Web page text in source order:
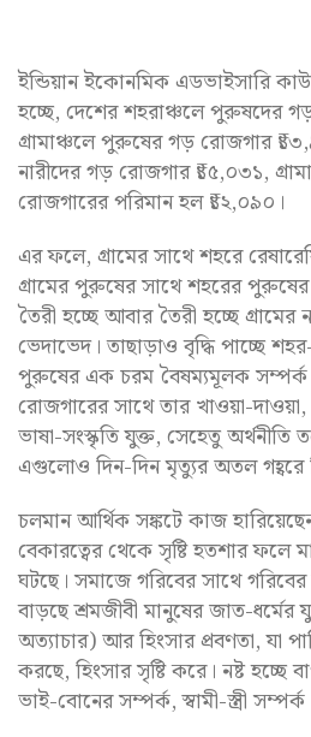
ইন্ডিয়ান ইকোনমিক এডভাইসারি
হচ্ছে, দেশের শহরাঞ্চলে পুরুষদের
গ্রামাঞ্চলে পুরুষের গড় রোজগার
নারীদের গড় রোজগার ₹১৫,০৩১,
রোজগারের পরিমান হল ₹১২,০৯০।
এর ফলে, গ্রামের সাথে শহরে
গ্রামের পুরুষের সাথে শহরের
তৈরী হচ্ছে আবার তৈরী হচ্ছে গ্রামের
ভেদাভেদ। তাছাড়াও বৃদ্ধি পাচ্ছে
পুরুষের এক চরম বৈষম্যমূলক
রোজগারের সাথে তার খাওয়া-
ভাষা-সংস্কৃতি যুক্ত, সেহেতু অর্থনীতি
এগুলোও দিন-দিন মৃত্যুর অতল গহ্বরে
চলমান আর্থিক সঙ্কটে কাজ
বেকারত্বের থেকে সৃষ্টি হতশার ফলে
ঘটছে। সমাজে গরিবের সাথে
বাড়ছে শ্রমজীবী মানুষের জাত-
অত্যাচার) আর হিংসার প্রবণতা, যা
করছে, হিংসার সৃষ্টি করে। নষ্ট হচ্ছে
ভাই-বোনের সম্পর্ক, স্বামী-স্ত্রী